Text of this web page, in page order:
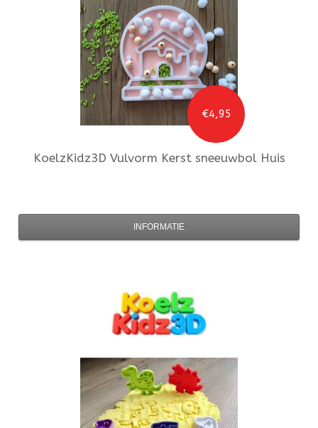
€4,95
KoelzKidz3D Vulvorm Kerst sneeuwbol Huis
INFORMATIE